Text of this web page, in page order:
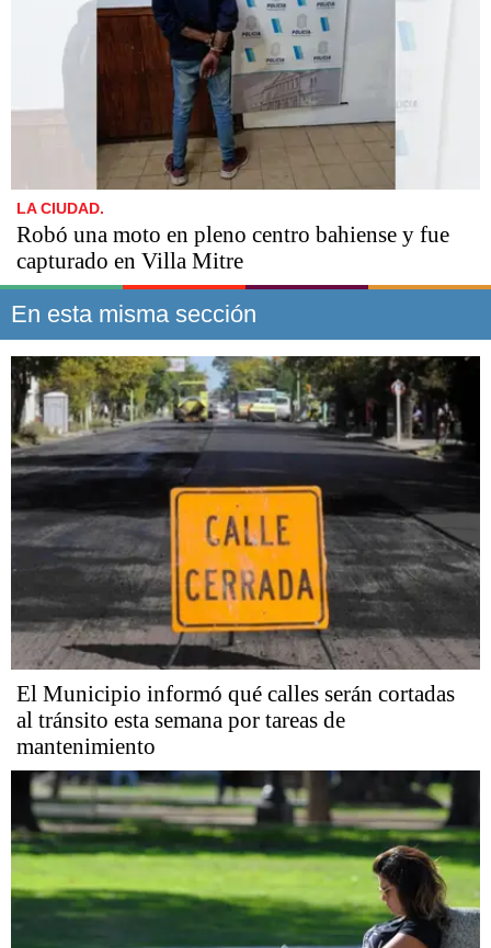
LA CIUDAD.
Robó una moto en pleno centro bahiense y fue
capturado en Villa Mitre
En esta misma sección
El Municipio informó qué calles serán cortadas
al tránsito esta semana por tareas de
mantenimiento